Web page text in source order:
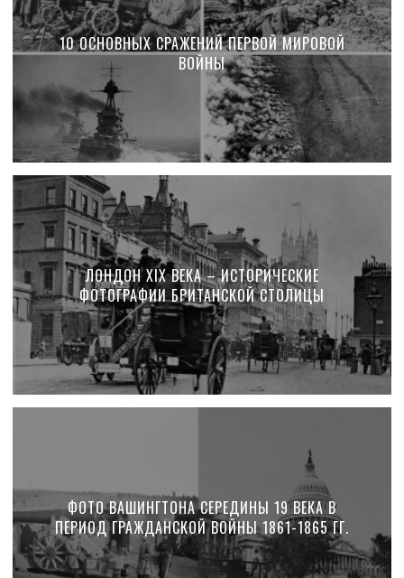
10 ОСНОВНЫХ СРАЖЕНИЙ ПЕРВОЙ МИРОВОЙ
ВОЙНЫ
ЛОНДОН XIX ВЕКА – ИСТОРИЧЕСКИЕ
ФОТОГРАФИИ БРИТАНСКОЙ СТОЛИЦЫ
ФОТО ВАШИНГТОНА СЕРЕДИНЫ 19 ВЕКА В
ПЕРИОД ГРАЖДАНСКОЙ ВОЙНЫ 1861-1865 ГГ.